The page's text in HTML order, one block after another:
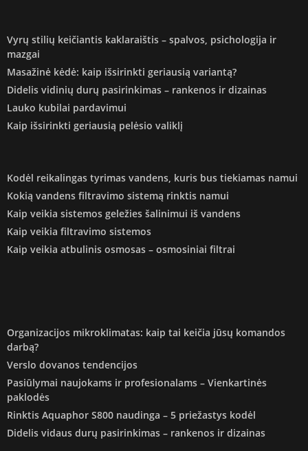
Vyrų stilių keičiantis kaklaraištis – spalvos, psichologija ir
mazgai
Masažinė kėdė: kaip išsirinkti geriausią variantą?
Didelis vidinių durų pasirinkimas – rankenos ir dizainas
Lauko kubilai pardavimui
Kaip išsirinkti geriausią pelėsio valiklį
Kodėl reikalingas tyrimas vandens, kuris bus tiekiamas namui
Kokią vandens filtravimo sistemą rinktis namui
Kaip veikia sistemos geležies šalinimui iš vandens
Kaip veikia filtravimo sistemos
Kaip veikia atbulinis osmosas – osmosiniai filtrai
Organizacijos mikroklimatas: kaip tai keičia jūsų komandos
darbą?
Verslo dovanos tendencijos
Pasiūlymai naujokams ir profesionalams – Vienkartinės
paklodės
Rinktis Aquaphor S800 naudinga – 5 priežastys kodėl
Didelis vidaus durų pasirinkimas – rankenos ir dizainas